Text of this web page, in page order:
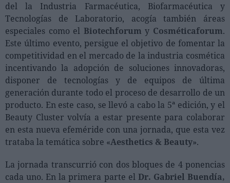
Perfumería
Salud
Moda
Lujo
Eventos
Agenda de actividades
Ferias sectoriales
Formaciones destacadas
Revista
del la Industria Farmacéutica, Biofarmacéutica y
Tecnologías de Laboratorio, acogía también áreas
especiales como el Biotechforum y Cosméticaforum.
Este último evento, persigue el objetivo de fomentar la
competitividad en el mercado de la industria cosmética
incentivando la adopción de soluciones innovadoras,
disponer de tecnologías y de equipos de última
generación durante todo el proceso de desarrollo de un
producto. En este caso, se llevó a cabo la 5ª edición, y el
Beauty Cluster volvía a estar presente para colaborar
en esta nueva efeméride con una jornada, que esta vez
trataba la temática sobre «Aesthetics & Beauty».
La jornada transcurrió con dos bloques de 4 ponencias
cada uno. En la primera parte el Dr. Gabriel Buendía,